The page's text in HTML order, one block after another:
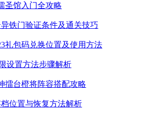
圣馆入门全攻略
铁门验证条件及通关技巧
礼包码兑换位置及使用方法
设置方法步骤解析
擂台橙将阵容搭配攻略
位置与恢复方法解析